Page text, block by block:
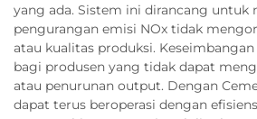
yang ada. Sistem ini dirancang untuk
pengurangan emisi NOx tidak
atau kualitas produksi.
bagi produsen yang tidak dapat
atau penurunan output. Dengan
dapat terus beroperasi dengan